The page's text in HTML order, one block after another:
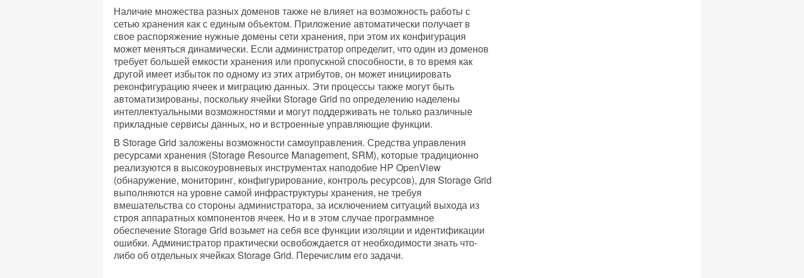
Наличие множества разных доменов также не влияет на возможность работы с
сетью хранения как с единым объектом. Приложение автоматически получает в
свое распоряжение нужные домены сети хранения, при этом их конфигурация
может меняться динамически. Если администратор определит, что один из доменов
требует большей емкости хранения или пропускной способности, в то время как
другой имеет избыток по одному из этих атрибутов, он может инициировать
реконфигурацию ячеек и миграцию данных. Эти процессы также могут быть
автоматизированы, поскольку ячейки Storage Grid по определению наделены
интеллектуальными возможностями и могут поддерживать не только различные
прикладные сервисы данных, но и встроенные управляющие функции.
В Storage Grid заложены возможности самоуправления. Средства управления
ресурсами хранения (Storage Resource Management, SRM), которые традиционно
реализуются в высокоуровневых инструментах наподобие HP OpenView
(обнаружение, мониторинг, конфигурирование, контроль ресурсов), для Storage Grid
выполняются на уровне самой инфраструктуры хранения, не требуя
вмешательства со стороны администратора, за исключением ситуаций выхода из
строя аппаратных компонентов ячеек. Но и в этом случае программное
обеспечение Storage Grid возьмет на себя все функции изоляции и идентификации
ошибки. Администратор практически освобождается от необходимости знать что-
либо об отдельных ячейках Storage Grid. Перечислим его задачи.